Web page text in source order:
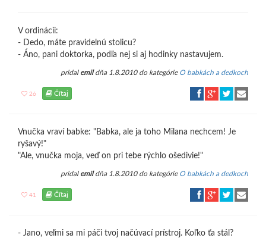
V ordinácii:
- Dedo, máte pravidelnú stolicu?
- Áno, pani doktorka, podľa nej si aj hodinky nastavujem.
pridal emildňa 1.8.2010 do kategórie O babkách a dedkoch
26 Čítaj
Vnučka vraví babke: "Babka, ale ja toho Milana nechcem! Je
ryšavý!"
"Ale, vnučka moja, veď on pri tebe rýchlo ošedivie!"
pridal emildňa 1.8.2010 do kategórie O babkách a dedkoch
41 Čítaj
- Jano, veľmi sa mi páči tvoj načúvací prístroj. Koľko ťa stál?